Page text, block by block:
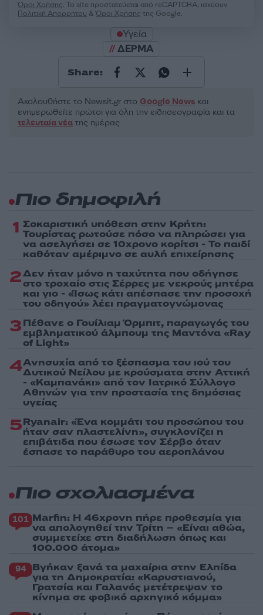
Όροι Χρήσης. Το site προστατεύεται από reCAPTCHA, ισχύουν
Πολιτική Απορρήτου &Όροι Χρήσης της Google.
Υγεία
ΔΕΡΜΑ
Share:
Ακολουθήστε το Νewsit.gr στο Google News και
ενημερωθείτε πρώτοι για όλη την ειδησεογραφία και τα
τελευταία νέα της ημέρας
Πιο δημοφιλή
1 Σοκαριστική υπόθεση στην Κρήτη:
Τουρίστας ρωτούσε πόσο να πληρώσει για
να ασελγήσει σε 10χρονο κορίτσι - Το παιδί
καθόταν αμέριμνο σε αυλή επιχείρησης
2Δεν ήταν μόνο η ταχύτητα που οδήγησε
στο τροχαίο στις Σέρρες με νεκρούς μητέρα
και γιο - «Ίσως κάτι απέσπασε την προσοχή
του οδηγού» λέει πραγματογνώμονας
3Πέθανε ο Γουίλιαμ Όρμπιτ, παραγωγός του
εμβληματικού άλμπουμ της Μαντόνα «Ray
of Light»
4Ανησυχία από το ξέσπασμα του ιού του
Δυτικού Νείλου με κρούσματα στην Αττική
- «Καμπανάκι» από τον Ιατρικό Σύλλογο
Αθηνών για την προστασία της δημόσιας
υγείας
5Ryanair: «Ένα κομμάτι του προσώπου του
ήταν σαν πλαστελίνη», συγκλονίζει η
επιβάτιδα που έσωσε τον Σέρβο όταν
έσπασε το παράθυρο του αεροπλάνου
Πιο σχολιασμένα
101 Marfin: Η 46χρονη πήρε προθεσμία για
να απολογηθεί την Τρίτη – «Είναι αθώα,
συμμετείχε στη διαδήλωση όπως και
100.000 άτομα»
94 Βγήκαν ξανά τα μαχαίρια στην Ελπίδα
για τη Δημοκρατία: «Καρυστιανού,
Γρατσία και Γαλανός μετέτρεψαν το
κίνημα σε φοβικό αρχηγικό κόμμα»